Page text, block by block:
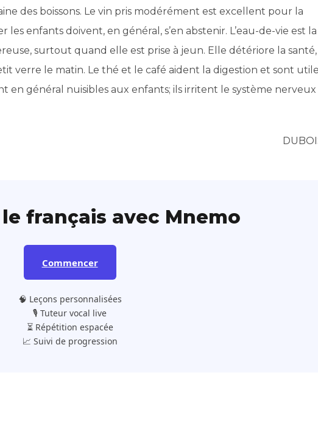
des boissons. Le vin pris modérément est excellent pour la
les enfants doivent, en général, s’en abstenir. L’eau-de-vie est la
surtout quand elle est prise à jeun. Elle détériore la santé,
verre le matin. Le thé et le café aident la digestion et sont
en général nuisibles aux enfants; ils irritent le système nerveux
français avec Mnemo
Commencer
🧠 Leçons personnalisées
🎙️ Tuteur vocal live
⏳ Répétition espacée
📈 Suivi de progression